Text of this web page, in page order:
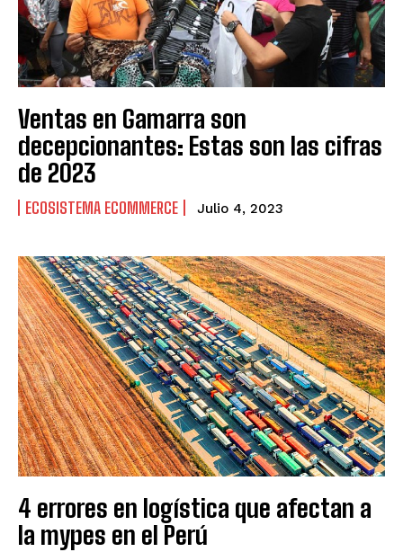
VENEZUELA
VENEZUELA
Ventas en Gamarra son
decepcionantes: Estas son las cifras
de 2023
ECOSISTEMA ECOMMERCE Julio 4, 2023
4 errores en logística que afectan a
la mypes en el Perú